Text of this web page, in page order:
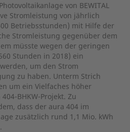
von BEWITAL
Stromleistung von jährlich
Betriebsstunden) mit Hilfe der
Stromleistung gegenüber dem
müsste wegen der geringen
Stunden in 2018) ein
um den Strom
zu haben. Unterm Strich
um ein Vielfaches höher
BHKW-Projekt. Zu
dass der aura 404 im
zusätzlich rund 1,1 Mio. kWh